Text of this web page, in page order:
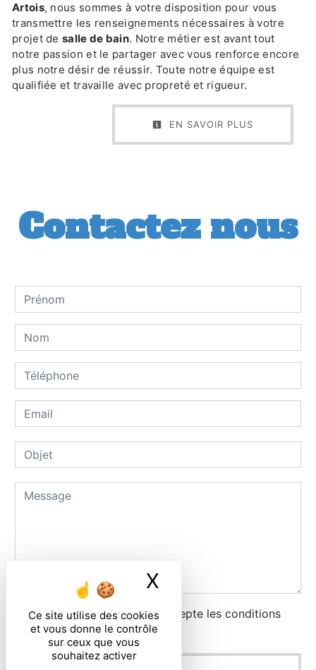
Ce site utilise des cookies
et vous donne le contrôle
sur ceux que vous
souhaitez activer
X
Artois, nous sommes à votre disposition pour vous
transmettre les renseignements nécessaires à votre
projet de salle de bain. Notre métier est avant tout
notre passion et le partager avec vous renforce encore
plus notre désir de réussir. Toute notre équipe est
qualifiée et travaille avec propreté et rigueur.
EN SAVOIR PLUS
Contactez nous
En cochant cette case, j'accepte les conditions
particulières ci-dessous **